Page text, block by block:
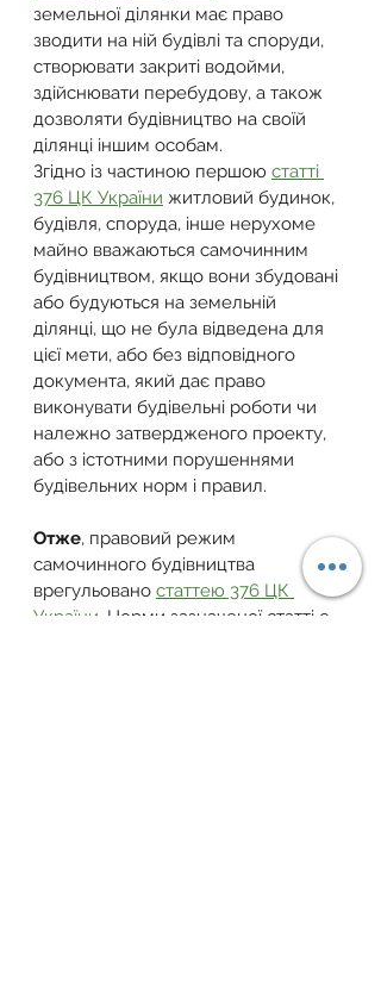
земельної ділянки має право
зводити на ній будівлі та споруди,
створювати закриті водойми,
здійснювати перебудову, а також
дозволяти будівництво на своїй
ділянці іншим особам.
Згідно із частиною першою статті
376 ЦК України житловий будинок,
будівля, споруда, інше нерухоме
майно вважаються самочинним
будівництвом, якщо вони збудовані
або будуються на земельній
ділянці, що не була відведена для
цієї мети, або без відповідного
документа, який дає право
виконувати будівельні роботи чи
належно затвердженого проекту,
або з істотними порушеннями
будівельних норм і правил.
Отже, правовий режим
самочинного будівництва
врегульовано статтею 376 ЦК
України . Норми зазначеної статті є